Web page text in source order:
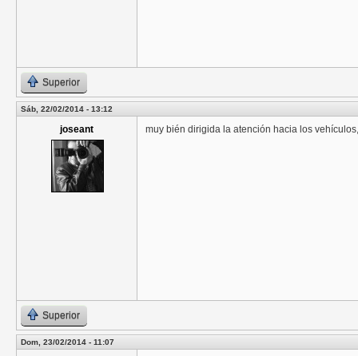
Superior
Sáb, 22/02/2014 - 13:12
joseant muy bién dirigida la atención hacia los
Superior
Dom, 23/02/2014 - 11:07